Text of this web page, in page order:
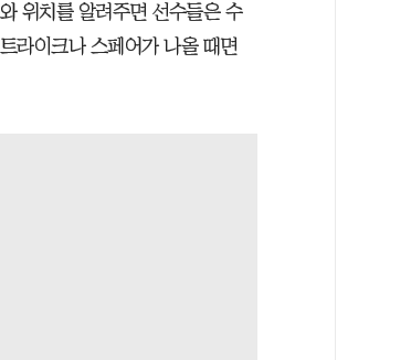
위치를 알려주면 선수들은 수
라이크나 스페어가 나올 때면